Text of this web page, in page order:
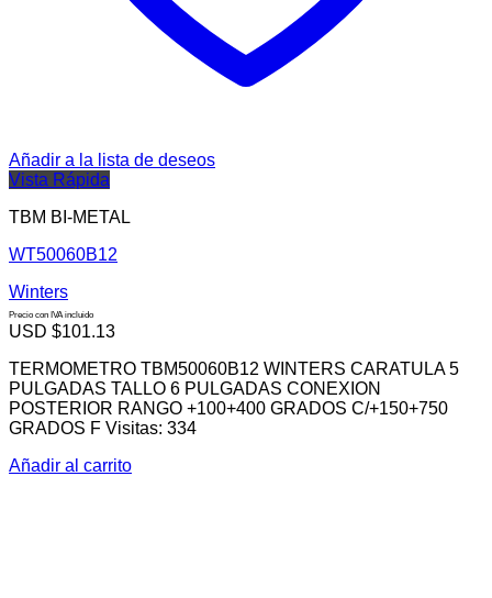
Añadir a la lista de deseos
Vista Rápida
TBM BI-METAL
WT50060B12
Winters
Precio con IVA incluido
USD $101.13
TERMOMETRO TBM50060B12 WINTERS CARATULA 5
PULGADAS TALLO 6 PULGADAS CONEXION
POSTERIOR RANGO +100+400 GRADOS C/+150+750
GRADOS F Visitas: 334
Añadir al carrito